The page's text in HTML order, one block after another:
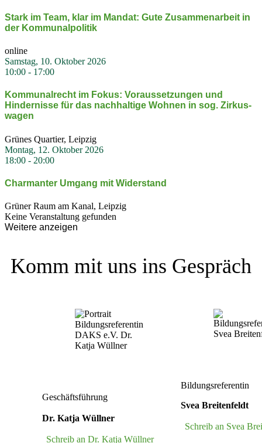
Stark im Team, klar im Mandat: Gute Zusam­men­arbeit in
der Kommu­nal­po­litik
online
Samstag, 10. Oktober 2026
10:00 - 17:00
Kommu­nal­recht im Fokus: Voraus­set­zungen und
Hinder­nisse für das nachhaltige Wohnen in sog. Zirkus­
wagen
Grünes Quartier, Leipzig
Montag, 12. Oktober 2026
18:00 - 20:00
Charmanter Umgang mit Wider­stand
Grüner Raum am Kanal, Leipzig
Keine Veranstaltung gefunden
Weitere anzeigen
Komm mit uns ins Gespräch
Geschäftsführung
Dr. Katja Wüllner
Schreib an Dr. Katja Wüllner
Bildungsreferentin
Svea Breitenfeldt
Schreib an Svea